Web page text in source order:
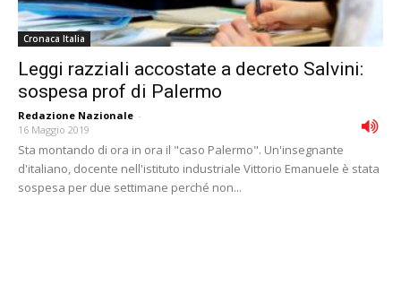
Cronaca Italia
Leggi razziali accostate a decreto Salvini:
sospesa prof di Palermo
Redazione Nazionale -
16 Maggio 2019
Sta montando di ora in ora il "caso Palermo". Un'insegnante
d'italiano, docente nell'istituto industriale Vittorio Emanuele è stata
sospesa per due settimane perché non...